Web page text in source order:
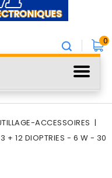
0
ACCESSOIRES
3 + 12 DIOPTRIES - 6 W - 30